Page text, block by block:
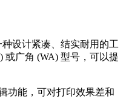
设计紧凑、结实耐用的工
或广角 (WA) 型号，可以提
功能，可对打印效果差和